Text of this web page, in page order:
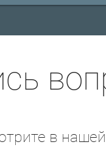
в нашей